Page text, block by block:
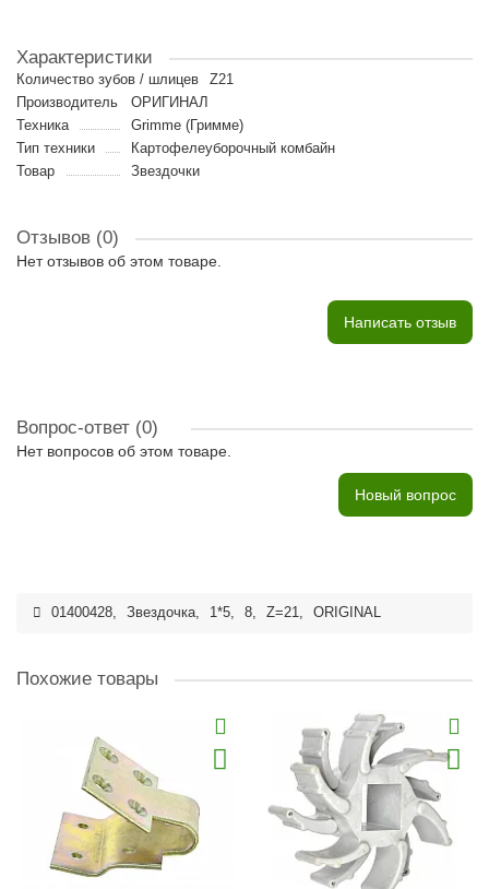
Характеристики
Количество зубов / шлицев
Z21
Производитель
ОРИГИНАЛ
Техника
Grimme (Гримме)
Тип техники
Картофелеуборочный комбайн
Товар
Звездочки
Отзывов (0)
Нет отзывов об этом товаре.
Написать отзыв
Вопрос-ответ (0)
Нет вопросов об этом товаре.
Новый вопрос
01400428, Звездочка, 1*5, 8, Z=21, ORIGINAL
Похожие товары